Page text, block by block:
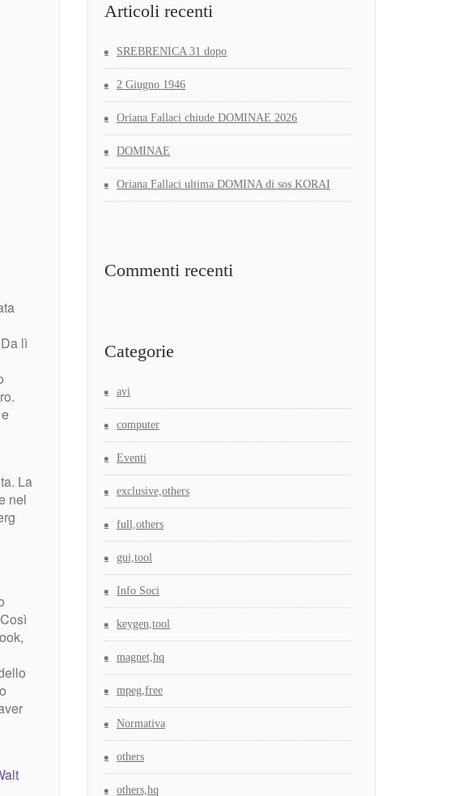
lì
ro.
e
La
nel
Articoli recenti
SREBRENICA 31 dopo
2 Giugno 1946
Oriana Fallaci chiude DOMINAE 2026
DOMINAE
Oriana Fallaci ultima DOMINA di sos KORAI
Commenti recenti
Categorie
avi
computer
Eventi
exclusive,others
full,others
gui,tool
Info Soci
keygen,tool
magnet,hq
mpeg,free
Normativa
others
others,hq